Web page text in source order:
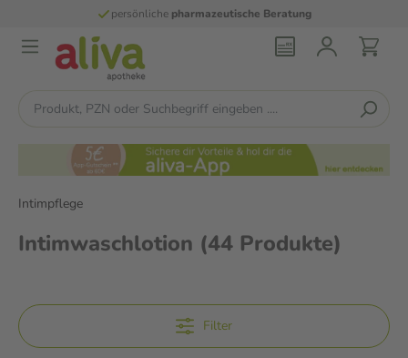
persönliche pharmazeutische Beratung
Intimpflege
Intimwaschlotion (44 Produkte)
Filter